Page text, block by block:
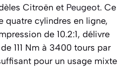
Citroën et Peugeot. Ce
quatre cylindres en ligne,
de 10.2:1, délivre
111 Nm à 3400 tours par
pour un usage mixte